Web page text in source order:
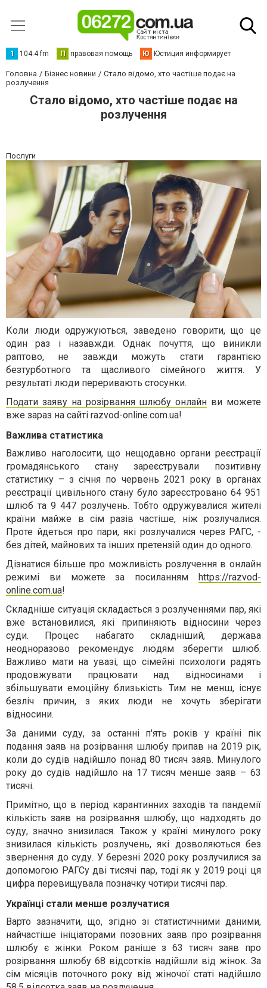
1 104.4 fm П правовая помощь Ю Юстиция информирует
Головна Бізнес новини
Стало відомо, хто частіше подає на
розлучення
Стало відомо, хто частіше подає на
розлучення
Послуги
Коли люди одружуються, заведено говорити, що це
один раз і назавжди. Однак почуття, що виникли
раптово, не завжди можуть стати гарантією
безтурботного та щасливого сімейного життя. У
результаті люди переривають стосунки.
Подати заяву на розірвання шлюбу онлайн ви можете
вже зараз на сайті razvod-online.com.ua!
Важлива статистика
Важливо наголосити, що нещодавно органи реєстрації
громадянського стану зареєстрували позитивну
статистику – з січня по червень 2021 року в органах
реєстрації цивільного стану було зареєстровано 64 951
шлюб та 9 447 розлучень. Тобто одружувалися жителі
країни майже в сім разів частіше, ніж розлучалися.
Проте йдеться про пари, які розлучалися через РАГС, -
без дітей, майнових та інших претензій один до одного.
Дізнатися більше про можливість розлучення в онлайн
режимі ви можете за посиланням https://razvod-
online.com.ua!
Складніше ситуація складається з розлученнями пар, які
вже встановилися, які припиняють відносини через
суди. Процес набагато складніший, держава
неодноразово рекомендує людям зберегти шлюб.
Важливо мати на увазі, що сімейні психологи радять
продовжувати працювати над відносинами і
збільшувати емоційну близькість. Тим не менш, існує
безліч причин, з яких люди не хочуть зберігати
відносини.
За даними суду, за останні п'ять років у країні пік
подання заяв на розірвання шлюбу припав на 2019 рік,
коли до судів надійшло понад 80 тисяч заяв. Минулого
року до судів надійшло на 17 тисяч менше заяв – 63
тисячі.
Примітно, що в період карантинних заходів та пандемії
кількість заяв на розірвання шлюбу, що надходять до
суду, значно знизилася. Також у країні минулого року
знизилася кількість розлучень, які дозволяються без
звернення до суду. У березні 2020 року розлучилися за
допомогою РАГСу дві тисячі пар, тоді як у 2019 році ця
цифра перевищувала позначку чотири тисячі пар.
Українці стали менше розлучатися
Варто зазначити, що, згідно зі статистичними даними,
найчастіше ініціаторами позовних заяв про розірвання
шлюбу є жінки. Роком раніше з 63 тисяч заяв про
розірвання шлюбу 68 відсотків надійшли від жінок. За
сім місяців поточного року від жіночої статі надійшло